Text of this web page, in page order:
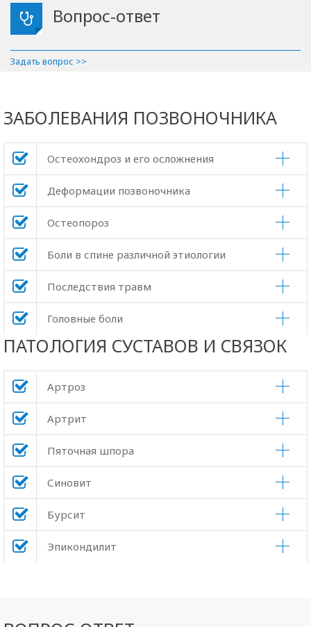
Вопрос-ответ
Задать вопрос >>
ЗАБОЛЕВАНИЯ ПОЗВОНОЧНИКА
Остеохондроз и его осложнения
Деформации позвоночника
Остеопороз
Боли в спине различной этиологии
Последствия травм
Головные боли
ПАТОЛОГИЯ СУСТАВОВ И СВЯЗОК
Артроз
Артрит
Пяточная шпора
Синовит
Бурсит
Эпикондилит